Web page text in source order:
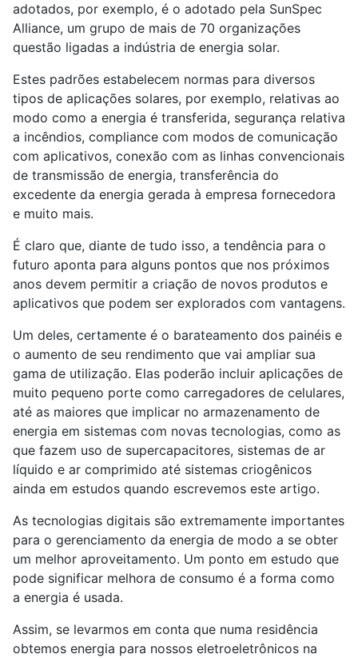
adotados, por exemplo, é o adotado pela SunSpec
Alliance, um grupo de mais de 70 organizações
questão ligadas a indústria de energia solar.
Estes padrões estabelecem normas para diversos
tipos de aplicações solares, por exemplo, relativas ao
modo como a energia é transferida, segurança relativa
a incêndios, compliance com modos de comunicação
com aplicativos, conexão com as linhas convencionais
de transmissão de energia, transferência do
excedente da energia gerada à empresa fornecedora
e muito mais.
É claro que, diante de tudo isso, a tendência para o
futuro aponta para alguns pontos que nos próximos
anos devem permitir a criação de novos produtos e
aplicativos que podem ser explorados com vantagens.
Um deles, certamente é o barateamento dos painéis e
o aumento de seu rendimento que vai ampliar sua
gama de utilização. Elas poderão incluir aplicações de
muito pequeno porte como carregadores de celulares,
até as maiores que implicar no armazenamento de
energia em sistemas com novas tecnologias, como as
que fazem uso de supercapacitores, sistemas de ar
líquido e ar comprimido até sistemas criogênicos
ainda em estudos quando escrevemos este artigo.
As tecnologias digitais são extremamente importantes
para o gerenciamento da energia de modo a se obter
um melhor aproveitamento. Um ponto em estudo que
pode significar melhora de consumo é a forma como
a energia é usada.
Assim, se levarmos em conta que numa residência
obtemos energia para nossos eletroeletrônicos na